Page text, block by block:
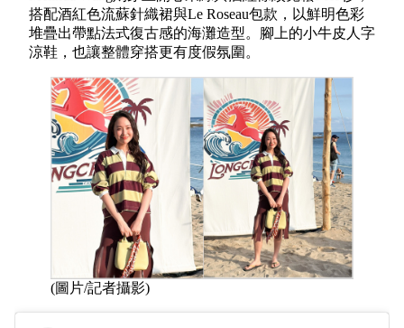
搭配酒紅色流蘇針織裙與Le Roseau包款，以鮮明色彩
堆疊出帶點法式復古感的海灘造型。腳上的小牛皮人字
涼鞋，也讓整體穿搭更有度假氛圍。
(圖片/記者攝影)